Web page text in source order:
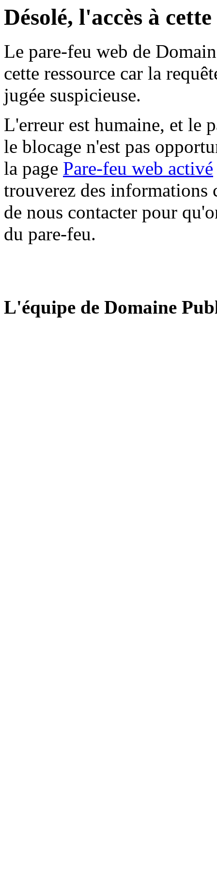
Désolé, l'accès à
Le pare-feu web de
cette ressource car la
jugée suspicieuse.
L'erreur est humaine, et le
le blocage n'est pas
la page Pare-feu web activé
trouverez des informations
de nous contacter pour
du pare-feu.
L'équipe de Domaine